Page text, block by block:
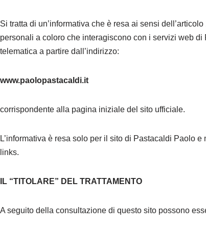
Si tratta di un’informativa che è resa ai sensi
personali a coloro che interagiscono con i servizi web
telematica a partire dall’indirizzo:
www.paolopastacaldi.it
corrispondente alla pagina iniziale del sito ufficiale.
L’informativa è resa solo per il sito di Pastacaldi Paolo
links.
IL “TITOLARE” DEL TRATTAMENTO
A seguito della consultazione di questo sito possono